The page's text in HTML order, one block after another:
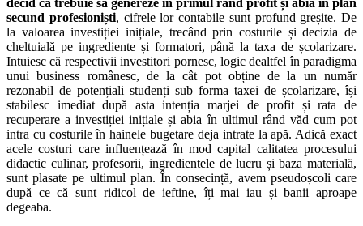
secund profesioniști, cifrele lor contabile sunt profund greșite. De
la valoarea investiției inițiale, trecând prin costurile și decizia de
cheltuială pe ingrediente și formatori, până la taxa de școlarizare.
Intuiesc că respectivii investitori pornesc, logic dealtfel în paradigma
unui business românesc, de la cât pot obține de la un număr
rezonabil de potențiali studenți sub forma taxei de școlarizare, își
stabilesc imediat după asta intenția marjei de profit și rata de
recuperare a investiției inițiale și abia în ultimul rând văd cum pot
intra cu costurile în hainele bugetare deja intrate la apă. Adică exact
acele costuri care influențează în mod capital calitatea procesului
didactic culinar, profesorii, ingredientele de lucru și baza materială,
sunt plasate pe ultimul plan. În consecință, avem pseudoșcoli care
după ce că sunt ridicol de ieftine, îți mai iau și banii aproape
degeaba.